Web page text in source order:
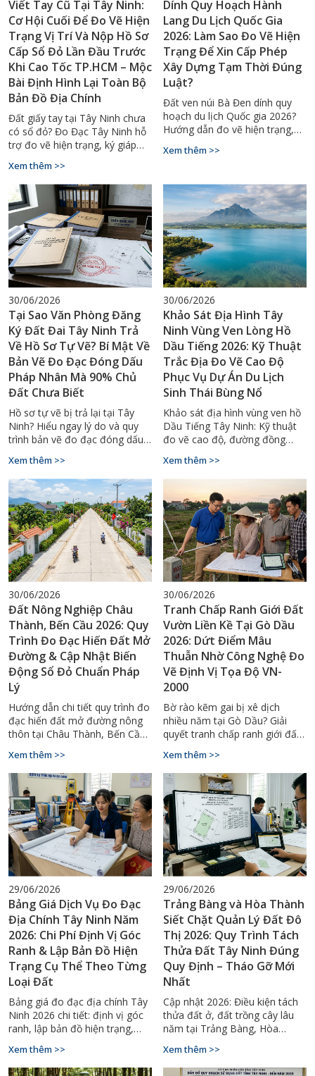
Viết Tay Cũ Tại Tây Ninh:
Cơ Hội Cuối Để Đo Vẽ Hiện
Trạng Vị Trí Và Nộp Hồ Sơ
Cấp Sổ Đỏ Lần Đầu Trước
Khi Cao Tốc TP.HCM – Mộc
Bài Định Hình Lại Toàn Bộ
Bản Đồ Địa Chính
Đất giấy tay tại Tây Ninh chưa
có sổ đỏ? Đo Đạc Tây Ninh hỗ
trợ đo vẽ hiện trạng, ký giáp
gói. Gọi ngay 0929.88.66.99.
Xem thêm >>
Dính Quy Hoạch Hành
Lang Du Lịch Quốc Gia
2026: Làm Sao Đo Vẽ Hiện
Trạng Để Xin Cấp Phép
Xây Dựng Tạm Thời Đúng
Luật?
Đất ven núi Bà Đen dính quy
hoạch du lịch Quốc gia 2026?
Hướng dẫn đo vẽ hiện trạng,
xây dựng tạm thời đúng luật tại
Xem thêm >>
30/06/2026
Tại Sao Văn Phòng Đăng
Ký Đất Đai Tây Ninh Trả
Về Hồ Sơ Tự Vẽ? Bí Mật Về
Bản Vẽ Đo Đạc Đóng Dấu
Pháp Nhân Mà 90% Chủ
Đất Chưa Biết
Hồ sơ tự vẽ bị trả lại tại Tây
Ninh? Hiểu ngay lý do và quy
trình bản vẽ đo đạc đóng dấu
0929.88.66.99.
Xem thêm >>
30/06/2026
Khảo Sát Địa Hình Tây
Ninh Vùng Ven Lòng Hồ
Dầu Tiếng 2026: Kỹ Thuật
Trắc Địa Đo Vẽ Cao Độ
Phục Vụ Dự Án Du Lịch
Sinh Thái Bùng Nổ
Khảo sát địa hình vùng ven hồ
Dầu Tiếng Tây Ninh: Kỹ thuật
đo vẽ cao độ, đường đồng
đồ 1/500–1/1000 cho resort,
homestay sinh thái. Gọi
0929.88.66.99.
Xem thêm >>
30/06/2026
Đất Nông Nghiệp Châu
Thành, Bến Cầu 2026: Quy
Trình Đo Đạc Hiến Đất Mở
Đường & Cập Nhật Biến
Động Sổ Đỏ Chuẩn Pháp
Lý
Hướng dẫn chi tiết quy trình đo
đạc hiến đất mở đường nông
thôn tại Châu Thành, Bến Cầu
nông nghiệp đúng luật 2026.
Xem thêm >>
30/06/2026
Tranh Chấp Ranh Giới Đất
Vườn Liền Kề Tại Gò Dầu
2026: Dứt Điểm Mâu
Thuẫn Nhờ Công Nghệ Đo
Vẽ Định Vị Tọa Độ VN-
2000
Bờ rào kẽm gai bị xê dịch
nhiều năm tại Gò Dầu? Giải
quyết tranh chấp ranh giới đất
công nghệ đo vẽ tọa độ VN-
2000. Gọi 0929.88.66.99.
Xem thêm >>
29/06/2026
Bảng Giá Dịch Vụ Đo Đạc
Địa Chính Tây Ninh Năm
2026: Chi Phí Định Vị Góc
Ranh & Lập Bản Đồ Hiện
Trạng Cụ Thể Theo Từng
Loại Đất
Bảng giá đo đạc địa chính Tây
Ninh 2026 chi tiết: định vị góc
ranh, lập bản đồ hiện trạng,
0929.88.66.99.
Xem thêm >>
29/06/2026
Trảng Bàng và Hòa Thành
Siết Chặt Quản Lý Đất Đô
Thị 2026: Quy Trình Tách
Thửa Đất Tây Ninh Đúng
Quy Định – Tháo Gỡ Mới
Nhất
Cập nhật 2026: Điều kiện tách
thửa đất ở, đất trồng cây lâu
năm tại Trảng Bàng, Hòa
đo địa chính chuẩn – Gọi
0929.88.66.99.
Xem thêm >>